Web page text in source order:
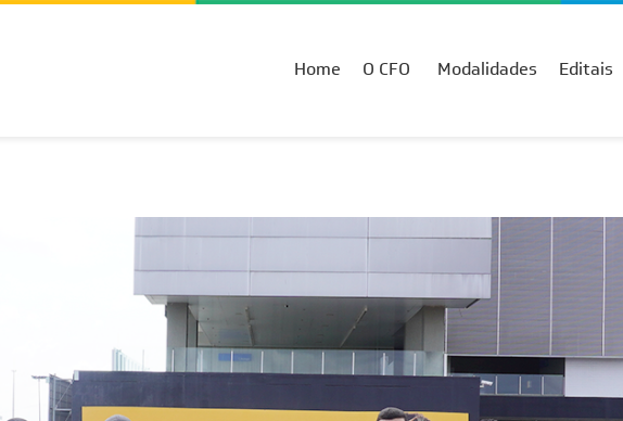
Home O CFO Modalidades Editais